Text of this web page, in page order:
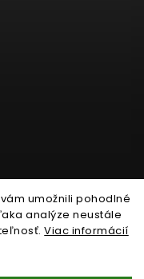
umožnili pohodlné
analýze neustále
Viac informácií
práva vyhradené.